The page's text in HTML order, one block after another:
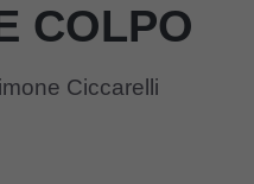
COLPO
Ciccarelli